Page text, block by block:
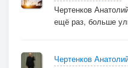
Чертенков
ещё раз, больше
Чертенков